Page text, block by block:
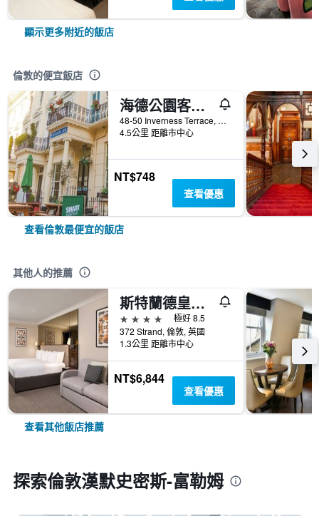
顯示更多附近的飯店
倫敦的便宜飯店
海德公園客棧旅館
48-50 Inverness Terrace, 倫敦, 英國
4.5公里 距離市中心
NT$748
查看優惠
查看倫敦最便宜的飯店
其他人的推薦
斯特蘭德皇宫飯店
4星級
極好 8.5
372 Strand, 倫敦, 英國
1.3公里 距離市中心
NT$6,844
查看優惠
查看其他飯店推薦
探索倫敦漢默史密斯-富勒姆